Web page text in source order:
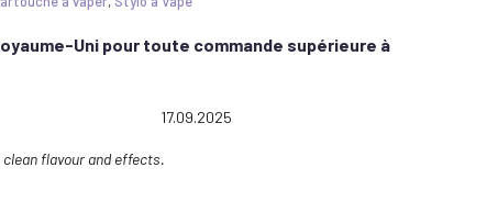
Uni pour toute commande supérieure à
5.0 out of 5 starsDate:
17.09.2025
flavour and effects.